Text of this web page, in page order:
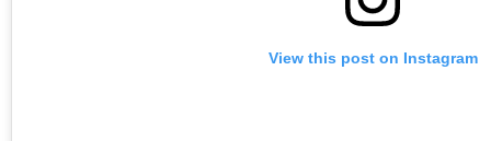
View this post on Instagram